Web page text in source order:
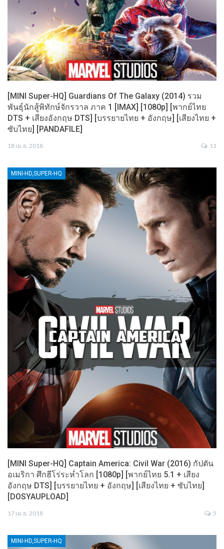
[MINI Super-HQ] Guardians Of The Galaxy (2014) รวม
พันธุ์นักสู้พิทักษ์จักรวาล ภาค 1 [IMAX] [1080p] [พากย์ไทย
DTS + เสียงอังกฤษ DTS] [บรรยายไทย + อังกฤษ] [เสียงไทย +
ซับไทย] [PANDAFILE]
18 เม.ย. 2018 11
MINI-HD,SUPER-HQ
[MINI Super-HQ] Captain America: Civil War (2016) กัปตัน
อเมริกา ศึกฮีโร่ระห่ำโลก [1080p] [พากย์ไทย 5.1 + เสียง
อังกฤษ DTS] [บรรยายไทย + อังกฤษ] [เสียงไทย + ซับไทย]
[DOSYAUPLOAD]
17 เม.ย. 2018 5
MINI-HD,SUPER-HQ